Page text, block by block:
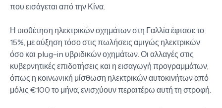
που εισάγεται από την Κίνα.
Η υιοθέτηση ηλεκτρικών οχημάτων στη Γαλλία έφτασε το
15%, με αύξηση τόσο στις πωλήσεις αμιγώς ηλεκτρικών
όσο και plug-in υβριδικών οχημάτων. Οι αλλαγές στις
κυβερνητικές επιδοτήσεις και η εισαγωγή προγραμμάτων,
όπως η κοινωνική μίσθωση ηλεκτρικών αυτοκινήτων από
μόλις €100 το μήνα, ενισχύουν περαιτέρω αυτή τη στροφή.